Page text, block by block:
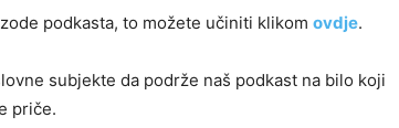
podkasta, to možete učiniti klikom ovdje.
subjekte da podrže naš podkast na bilo koji
priče.